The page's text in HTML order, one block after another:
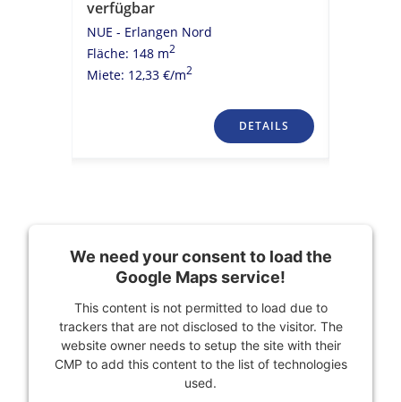
verfügbar
NUE - Erlangen Nord
Fläche: 148 m2
Miete: 12,33 €/m2
DETAILS
We need your consent to load the
Google Maps service!
This content is not permitted to load due to
trackers that are not disclosed to the visitor. The
website owner needs to setup the site with their
CMP to add this content to the list of technologies
used.